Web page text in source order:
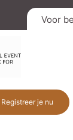
Voor
Registreer je nu